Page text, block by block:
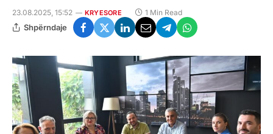
23.08.2025, 15:52 KRYESORE 1 Min Read
Shpërndaje